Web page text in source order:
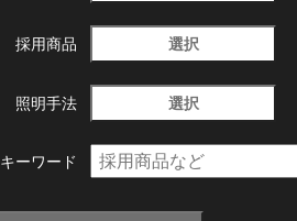
採用商品 選択
照明手法 選択
キーワード